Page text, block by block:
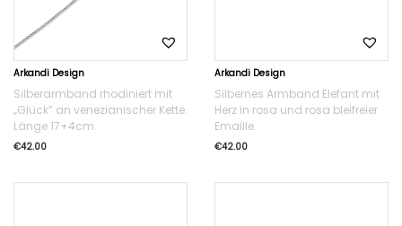
Arkandi Design
Silberarmband rhodiniert mit
„Glück“ an venezianischer Kette.
Länge 17+4cm.
€42.00
Arkandi Design
Silbernes Armband Elefant mit
Herz in rosa und rosa bleifreier
Emaille.
€42.00